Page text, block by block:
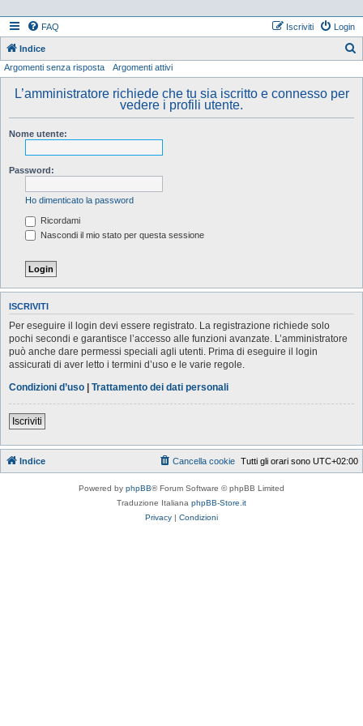
FAQ Login
Iscriviti
Indice
Argomenti senza risposta Argomenti attivi
L’amministratore richiede che tu sia iscritto e connesso per
vedere i profili utente.
Nome utente:
Password:
Ho dimenticato la password
Ricordami
Nascondi il mio stato per questa sessione
ISCRIVITI
Per eseguire il login devi essere registrato. La registrazione richiede solo
pochi secondi e garantisce l’accesso alle funzioni avanzate. L’amministratore
può anche dare permessi speciali agli utenti. Prima di eseguire il login
assicurati di aver letto i termini d’uso e le varie regole.
Condizioni d’uso | Trattamento dei dati personali
Iscriviti
Indice Tutti gli orari sono UTC+02:00
Cancella cookie
Powered by phpBB® Forum Software © phpBB Limited
Traduzione Italiana phpBB-Store.it
Privacy | Condizioni